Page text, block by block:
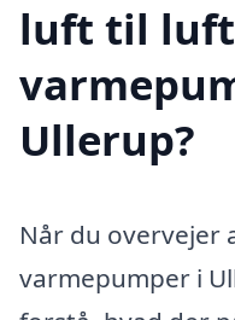
luft til luft
Ullerup?
Når du overvejer
varmepumper i